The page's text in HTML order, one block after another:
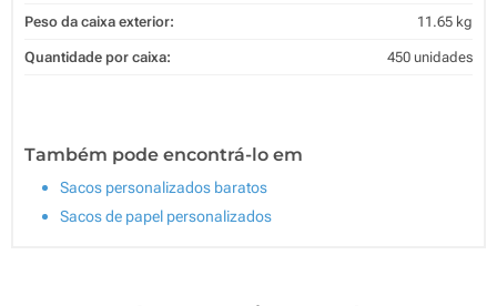
Peso da caixa exterior: 11.65 kg
Quantidade por caixa: 450 unidades
Também pode encontrá-lo em
Sacos personalizados baratos
Sacos de papel personalizados